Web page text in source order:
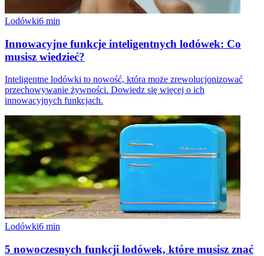
Lodówki6 min
Innowacyjne funkcje inteligentnych lodówek: Co
musisz wiedzieć?
Inteligentne lodówki to nowość, która może zrewolucjonizować
przechowywanie żywności. Dowiedz się więcej o ich
innowacyjnych funkcjach.
Lodówki6 min
5 nowoczesnych funkcji lodówek, które musisz znać